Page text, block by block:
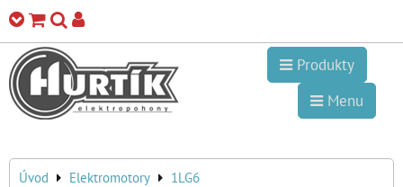
Produkty
Menu
Úvod Elektromotory 1LG6